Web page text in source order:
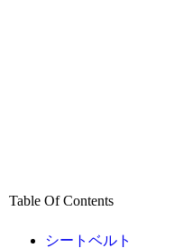
Table Of Contents
シートベルト